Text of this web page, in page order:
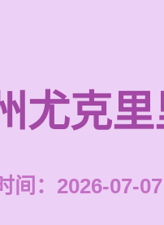
尤克
间：2026-07-